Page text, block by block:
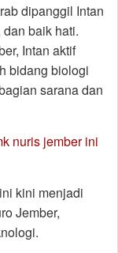
dipanggil Intan
baik hati.
Intan aktif
bidang biologi
sarana dan
nuris jember ini
kini menjadi
Jember,